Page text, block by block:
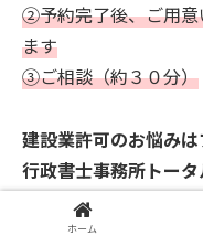
②予約完了後、ご用意
ます
③ご相談（約３０分）
建設業許可のお悩み
行政書士事務所トー
請に特化した事務所で
建設業専門行政書士
ホーム